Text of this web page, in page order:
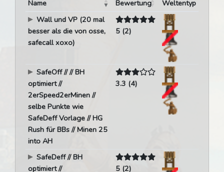
Name
Bewertung
Weltentyp
Wall und VP (20 mal
besser als die von osse,
safecall xoxo)
5 (2)
SafeOff // // BH
optimiert //
2erSpeed2erMinen //
selbe Punkte wie
SafeDeff Vorlage // HG
Rush für BBs // Minen 25
into AH
3.3 (4)
SafeDeff // BH
optimiert //
5 (2)